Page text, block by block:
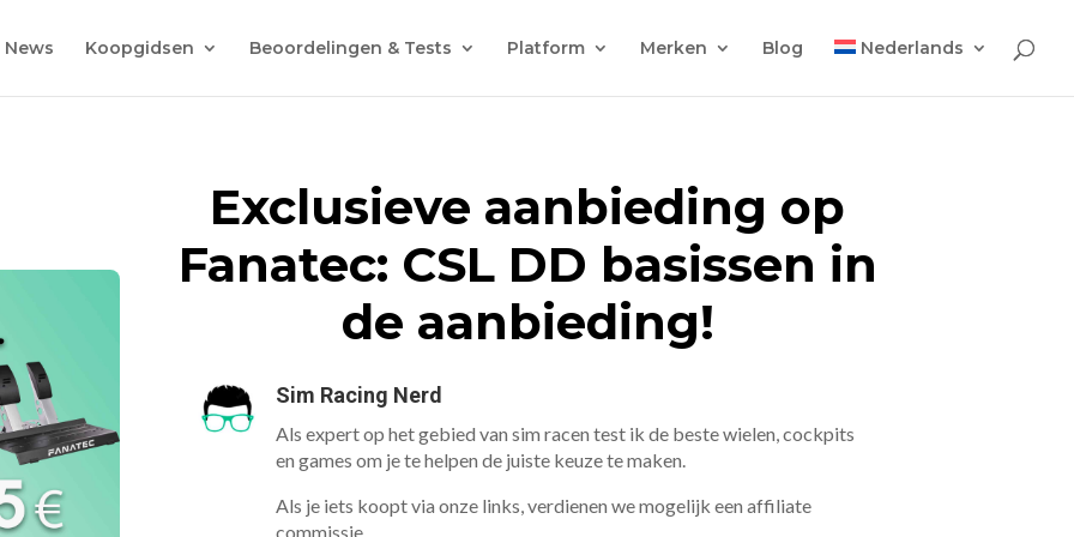
News Koopgidsen Beoordelingen & Tests Platform Merken Blog Nederlands
Exclusieve aanbieding op
Fanatec: CSL DD basissen in
de aanbieding!
Sim Racing Nerd
Als expert op het gebied van sim racen test ik de beste wielen, cockpits
en games om je te helpen de juiste keuze te maken.
Als je iets koopt via onze links, verdienen we mogelijk een affiliate
commissie.